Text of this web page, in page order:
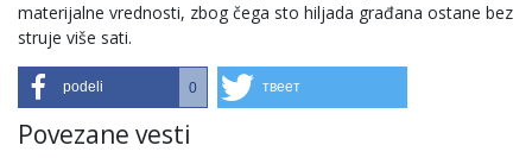
materijalne vrednosti, zbog čega sto hiljada građana ostane bez
struje više sati.
podeli 0 твеет
Povezane vesti